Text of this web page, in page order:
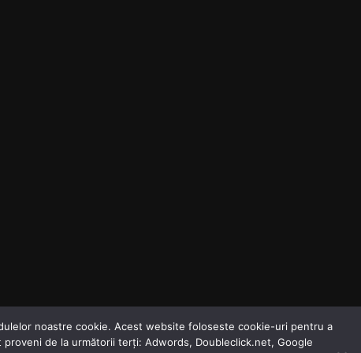
noastre cookie. Acest website foloseste cookie-uri pentru a
de la următorii terți: Adwords, Doubleclick.net, Google